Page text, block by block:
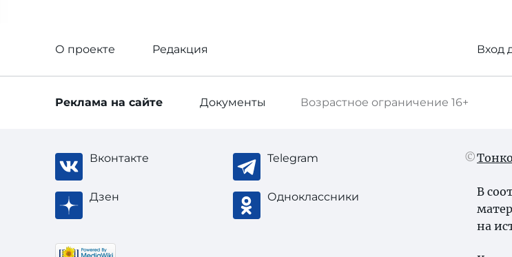
О проекте Редакция Вход
Возрастное ограничение 16+
Реклама на сайте Документы
Вконтакте Telegram
Дзен Одноклассники В
на